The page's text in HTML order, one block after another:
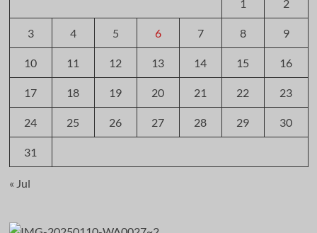
1 2
3 4 5 6 7 8 9
10 11 12 13 14 15 16
17 18 19 20 21 22 23
24 25 26 27 28 29 30
31
« Jul